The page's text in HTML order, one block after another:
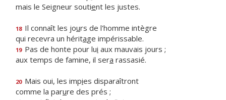
mais le Seigneur soutient les justes.
18 Il connaît les jours de l'homme intègre
qui recevra un héritage impérissable.
19 Pas de honte pour lui aux mauvais jours ;
aux temps de famine, il sera rassasié.
20 Mais oui, les impies disparaîtront
comme la parure des prés ;